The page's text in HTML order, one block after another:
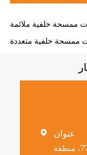
ممسحة خلفية ملائمة
ممسحة خلفية متعددة
 عنوان
الوحدة 102، رقم 77، منطقة